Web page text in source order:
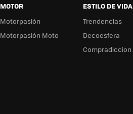
MOTOR
Motorpasión
Motorpasión Moto
ESTILO DE VIDA
Trendencias
Decoesfera
Compradiccion